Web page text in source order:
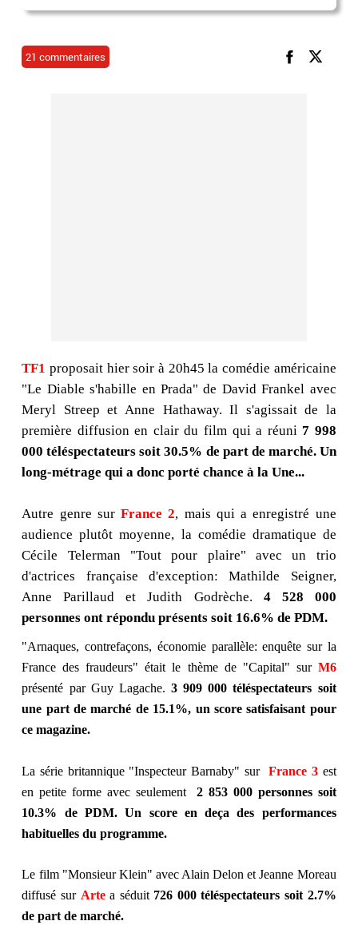
21 commentaires
TF1 proposait hier soir à 20h45 la comédie américaine
"Le Diable s'habille en Prada" de David Frankel avec
Meryl Streep et Anne Hathaway. Il s'agissait de la
première diffusion en clair du film qui a réuni 7 998
000 téléspectateurs soit 30.5% de part de marché. Un
long-métrage qui a donc porté chance à la Une...
Autre genre surFrance 2, mais qui a enregistré une
audience plutôt moyenne, la comédie dramatique de
Cécile Telerman "Tout pour plaire" avec un trio
d'actrices française d'exception: Mathilde Seigner,
Anne Parillaud et Judith Godrèche. 4 528 000
personnes ont répondu présents soit 16.6% de PDM.
"Arnaques, contrefaçons, économie parallèle: enquête sur la
France des fraudeurs" était le thème de "Capital" sur M6
présenté par Guy Lagache. 3 909 000 téléspectateurs soit
une part de marché de 15.1%, un score satisfaisant pour
ce magazine.
La série britannique "Inspecteur Barnaby" surFrance 3est
en petite forme avec seulement2 853 000 personnes soit
10.3% de PDM. Un score en deça des performances
habituelles du programme.
Le film "Monsieur Klein" avec Alain Delon et Jeanne Moreau
diffusé sur Artea séduit726 000 téléspectateurs soit 2.7%
de part de marché.